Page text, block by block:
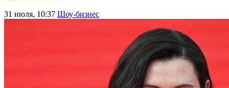
31 июля, 10:37 Шоу-бизнес